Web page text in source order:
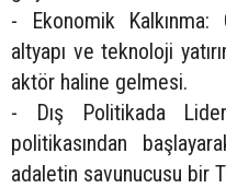
- Ekonomik Kalkınma:
altyapı ve teknoloji
aktör haline gelmesi.
- Dış Politikada
politikasından
adaletin savunucusu bir